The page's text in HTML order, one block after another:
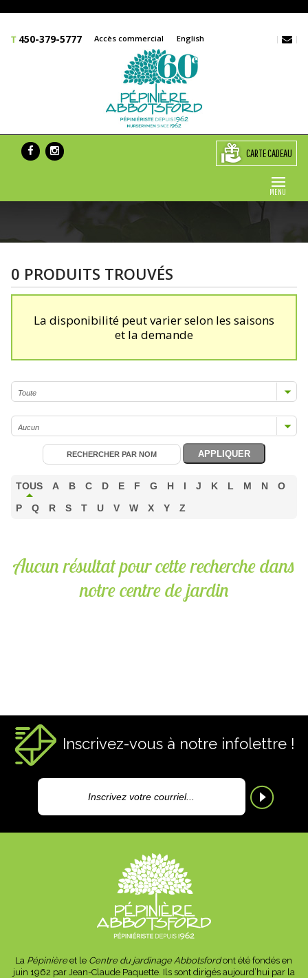
450-379-5777 Accès commercial English
MENU
CARTE CADEAU
0 PRODUITS TROUVÉS
La disponibilité peut varier selon les saisons
et la demande
TOUS A B C D E F G H I J K L M N
O
P
Q R S T U V W X Y Z
Aucun résultat pour cette recherche dans
notre centre de jardin
Inscrivez-vous à notre infolettre !
La Pépinièreet le Centre du jardinage Abbotsfordont été fondés en
juin 1962 par Jean-Claude Paquette. Ils sont dirigés aujourd’hui par la